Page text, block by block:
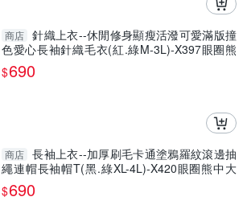
商店 針織上衣--休閒修身顯瘦活潑可愛滿版撞
色愛心長袖針織毛衣(紅.綠M-3L)-X397眼圈熊
中大尺碼◎
$690
商店 長袖上衣--加厚刷毛卡通塗鴉羅紋滾邊抽
繩連帽長袖帽T(黑.綠XL-4L)-X420眼圈熊中大
尺碼
$690